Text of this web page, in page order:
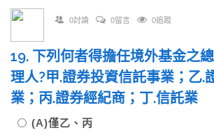
0討論 0留言 0追蹤
19. 下列何者得擔任境外基金之
理人?甲.證券投資信託事業；乙.
業；丙.證券經紀商；丁.信託業
(A)僅乙、丙